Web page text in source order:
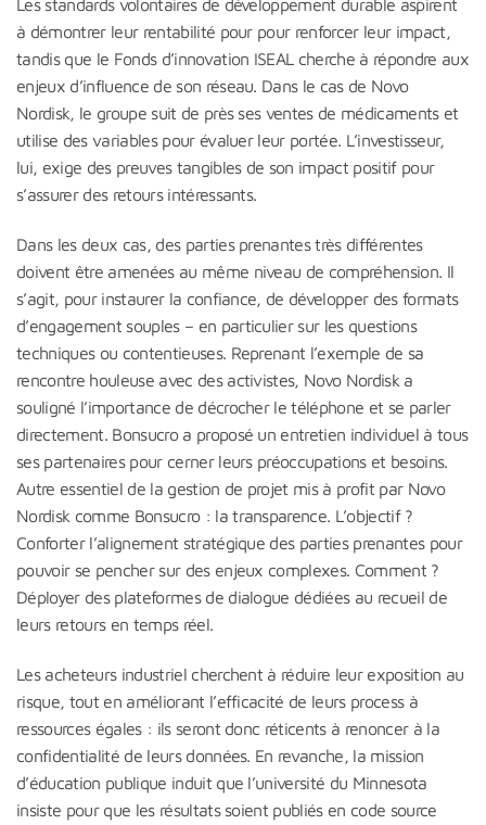
Les standards volontaires de développement durable aspirent
à démontrer leur rentabilité pour pour renforcer leur impact,
tandis que le Fonds d’innovation ISEAL cherche à répondre aux
enjeux d’influence de son réseau. Dans le cas de Novo
Nordisk, le groupe suit de près ses ventes de médicaments et
utilise des variables pour évaluer leur portée. L’investisseur,
lui, exige des preuves tangibles de son impact positif pour
s’assurer des retours intéressants.
Dans les deux cas, des parties prenantes très différentes
doivent être amenées au même niveau de compréhension. Il
s’agit, pour instaurer la confiance, de développer des formats
d’engagement souples – en particulier sur les questions
techniques ou contentieuses. Reprenant l’exemple de sa
rencontre houleuse avec des activistes, Novo Nordisk a
souligné l’importance de décrocher le téléphone et se parler
directement. Bonsucro a proposé un entretien individuel à tous
ses partenaires pour cerner leurs préoccupations et besoins.
Autre essentiel de la gestion de projet mis à profit par Novo
Nordisk comme Bonsucro : la transparence. L’objectif ?
Conforter l’alignement stratégique des parties prenantes pour
pouvoir se pencher sur des enjeux complexes. Comment ?
Déployer des plateformes de dialogue dédiées au recueil de
leurs retours en temps réel.
Les acheteurs industriel cherchent à réduire leur exposition au
risque, tout en améliorant l’efficacité de leurs process à
ressources égales : ils seront donc réticents à renoncer à la
confidentialité de leurs données. En revanche, la mission
d’éducation publique induit que l’université du Minnesota
insiste pour que les résultats soient publiés en code source